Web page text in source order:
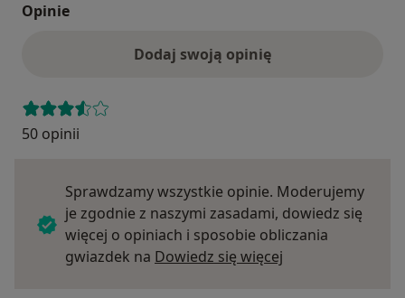
Opinie
Dodaj swoją opinię
50 opinii
Sprawdzamy wszystkie opinie. Moderujemy
je zgodnie z naszymi zasadami, dowiedz się
więcej o opiniach i sposobie obliczania
gwiazdek na Dowiedz się więcej